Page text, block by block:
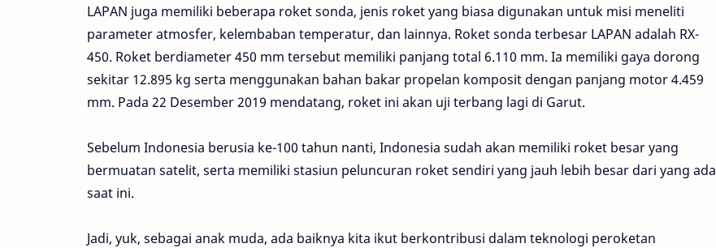
LAPAN juga memiliki beberapa roket sonda, jenis roket yang biasa digunakan untuk misi meneliti
parameter atmosfer, kelembaban temperatur, dan lainnya. Roket sonda terbesar LAPAN adalah RX-
450. Roket berdiameter 450 mm tersebut memiliki panjang total 6.110 mm. Ia memiliki gaya dorong
sekitar 12.895 kg serta menggunakan bahan bakar propelan komposit dengan panjang motor 4.459
mm. Pada 22 Desember 2019 mendatang, roket ini akan uji terbang lagi di Garut.
Sebelum Indonesia berusia ke-100 tahun nanti, Indonesia sudah akan memiliki roket besar yang
bermuatan satelit, serta memiliki stasiun peluncuran roket sendiri yang jauh lebih besar dari yang ada
saat ini.
Jadi, yuk, sebagai anak muda, ada baiknya kita ikut berkontribusi dalam teknologi peroketan